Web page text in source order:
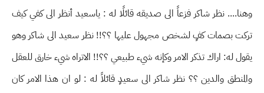
وهنا.... نظر شاكر فزعاً الى صديقه قائلًا له : ياسعيد أنظر الى كفي كيف
تركت بصمات كفٍ لشخص مجهول عليها ؟؟!! نظر سعيد الى شاكر وهو
يقول له: اراك تذكر الامر وكإنه شيء طبيعي ؟؟!! الاتراه شيء خارق للعقل
والمنطق والدين ؟؟ نظر شاكر الى سعيدٍ قائلاً له : لو ان هذا الامر كان